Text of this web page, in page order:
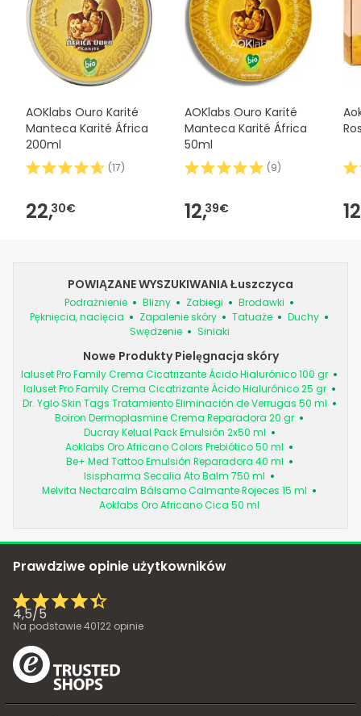
AOKlabs Ouro Karité
Manteca Karité África
200ml
(17)
22,30€
AOKlabs Ouro Karité
Manteca Karité África
50ml
(9)
12,39€
POWIĄZANE WYSZUKIWANIA Łuszczyca
Podrażnienie Blizny Zabiegi
Brodawki
Pęknięcia, nacięcia
Zapalenie skóry Tatuaże
Duchy
Swędzenie
Siniaki
Nowe Produkty Pielęgnacja skóry
Ialuset Pro Family Crema Cicatrizante Ácido Hialurónico 100 gr
Ialuset Pro Family Crema Cicatrizante Ácido Hialurónico 25 gr
Dr. Yglo Skin Tags Tratamiento Eliminación de Verrugas 50 ml
Boiron Dermoplasmine Crema Reparadora 20 gr
Ducray Kelual Pack Emulsión 2x50 ml
Aoklabs Oro Africano Colors Prebiótico 50 ml
Be+ Med Tattoo Emulsión Reparadora 40 ml
Isispharma Secalia Ato Balm 750 ml
Melvita Nectarcalm Bálsamo Calmante Rojeces 15 ml
Aoklabs Oro Africano Cica 50 ml
Prawdziwe opinie użytkowników
4,5/5
Na podstawie40122 opinie